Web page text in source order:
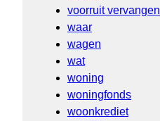
voorruit vervangen
waar
wagen
wat
woning
woningfonds
woonkrediet